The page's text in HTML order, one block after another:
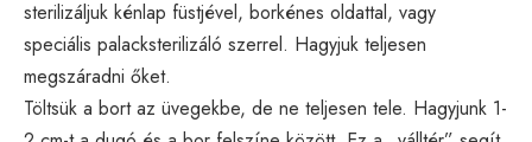
sterilizáljuk kénlap füstjével, borkénes oldattal, vagy
speciális palacksterilizáló szerrel. Hagyjuk teljesen
megszáradni őket.
Töltsük a bort az üvegekbe, de ne teljesen tele. Hagyjunk 1-